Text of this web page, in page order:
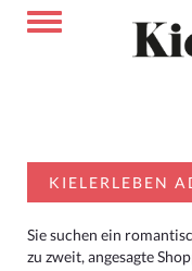
KIELERLEBEN
Sie suchen ein
zu zweit, angesagte